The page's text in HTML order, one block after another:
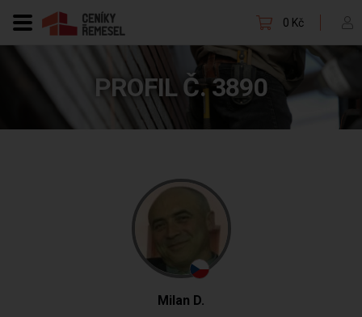
0 Kč
PROFIL Č. 3890
Milan D.